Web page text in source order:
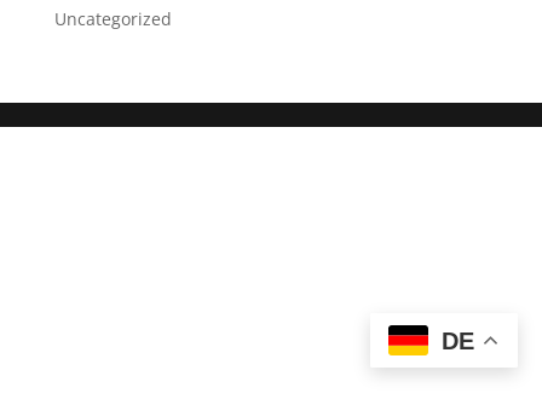
Uncategorized
DE